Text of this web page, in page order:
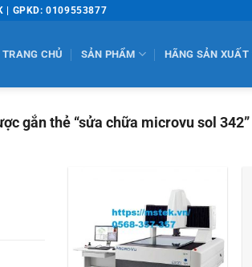
| GPKD: 0109553877
TRANG CHỦ SẢN PHẨM HÃNG SẢN XUẤT
gắn thẻ “sửa chữa microvu sol 342”